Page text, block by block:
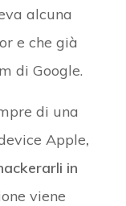
alcuna
e che già
di Google.
di una
Apple,
in
viene